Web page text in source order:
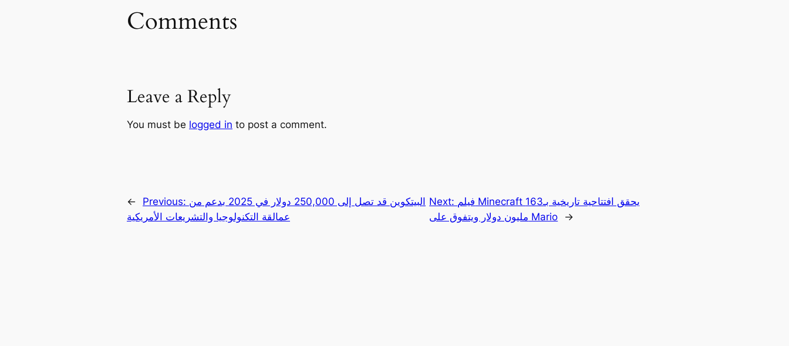
Comments
Leave a Reply
You must be logged in to post a comment.
← Previous: البيتكوين قد تصل إلى 250,000 دولار في 2025 بدعم من
عمالقة التكنولوجيا والتشريعات الأمريكية
Next: فيلم Minecraft يحقق افتتاحية تاريخية بـ163
مليون دولار ويتفوق على Mario
→